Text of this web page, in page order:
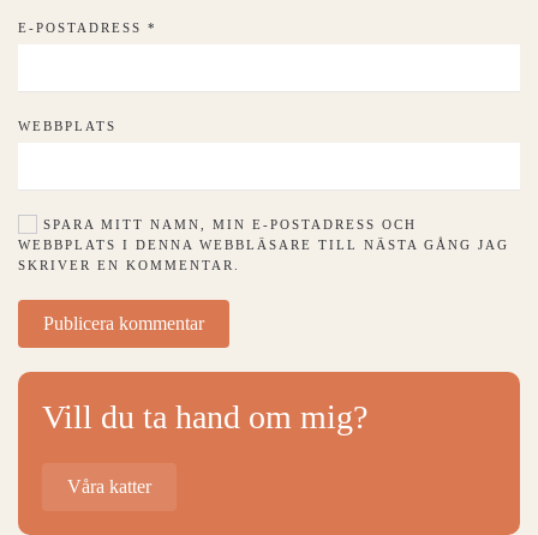
E-POSTADRESS *
WEBBPLATS
SPARA MITT NAMN, MIN E-POSTADRESS OCH
WEBBPLATS I DENNA WEBBLÄSARE TILL NÄSTA GÅNG JAG
SKRIVER EN KOMMENTAR.
Publicera kommentar
Vill du ta hand om mig?
Våra katter